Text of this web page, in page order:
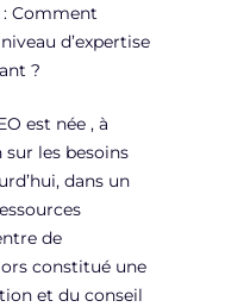
Comment
d’expertise
?
est née , à
sur les besoins
dans un
de
constitué une
et du conseil